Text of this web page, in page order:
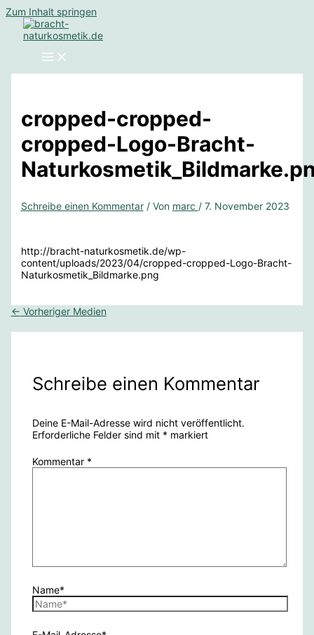
Zum Inhalt springen
cropped-cropped-
cropped-Logo-Bracht-
Schreibe einen Kommentar / Von marc / 7. November 2023
http://bracht-naturkosmetik.de/wp-
content/uploads/2023/04/cropped-cropped-Logo-Bracht-
Naturkosmetik_Bildmarke.png
← Vorheriger Medien
Schreibe einen Kommentar
Deine E-Mail-Adresse wird nicht veröffentlicht.
Erforderliche Felder sind mit * markiert
Kommentar *
Name*